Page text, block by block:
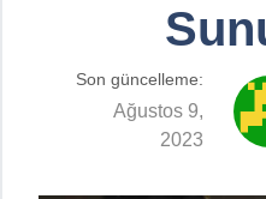
Son güncelleme:
Ağustos 9,
2023